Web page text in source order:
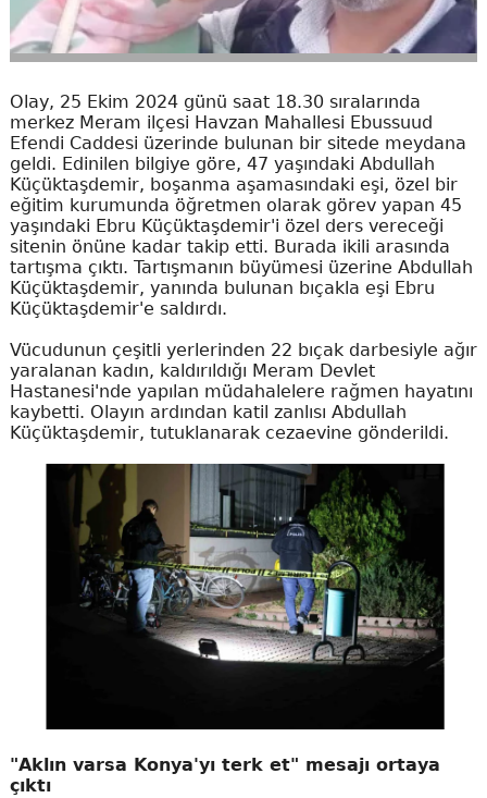
Olay, 25 Ekim 2024 günü saat 18.30 sıralarında
merkez Meram ilçesi Havzan Mahallesi Ebussuud
Efendi Caddesi üzerinde bulunan bir sitede meydana
geldi. Edinilen bilgiye göre, 47 yaşındaki Abdullah
Küçüktaşdemir, boşanma aşamasındaki eşi, özel bir
eğitim kurumunda öğretmen olarak görev yapan 45
yaşındaki Ebru Küçüktaşdemir'i özel ders vereceği
sitenin önüne kadar takip etti. Burada ikili arasında
tartışma çıktı. Tartışmanın büyümesi üzerine Abdullah
Küçüktaşdemir, yanında bulunan bıçakla eşi Ebru
Küçüktaşdemir'e saldırdı.
Vücudunun çeşitli yerlerinden 22 bıçak darbesiyle ağır
yaralanan kadın, kaldırıldığı Meram Devlet
Hastanesi'nde yapılan müdahalelere rağmen hayatını
kaybetti. Olayın ardından katil zanlısı Abdullah
Küçüktaşdemir, tutuklanarak cezaevine gönderildi.
"Aklın varsa Konya'yı terk et" mesajı ortaya
çıktı